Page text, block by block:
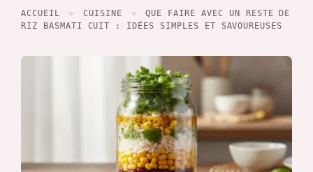
ACCUEIL » CUISINE »
QUE FAIRE AVEC UN RESTE DE
RIZ BASMATI CUIT : IDÉES SIMPLES ET SAVOUREUSES